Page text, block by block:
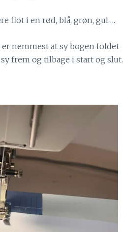
flot i en rød, blå, grøn, gul….
er nemmest at sy bogen foldet
frem og tilbage i start og slut.